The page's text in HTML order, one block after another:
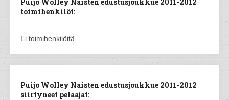
toimihenkilöt:
Ei toimihenkilöitä.
Puijo Wolley Naisten edustusjoukkue 2011-2012
siirtyneet pelaajat: